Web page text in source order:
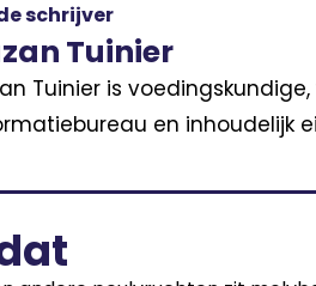
schrijver
Tuinier
Tuinier is
en inhoudelijk